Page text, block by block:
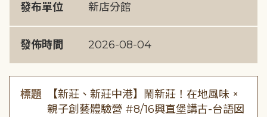
發布單位 新店分館
發佈時間 2026-08-04
標題
【新莊、新莊中港】鬧新莊！在地風味 ×
親子創藝體驗營 #8/16興直堡講古-台語囡